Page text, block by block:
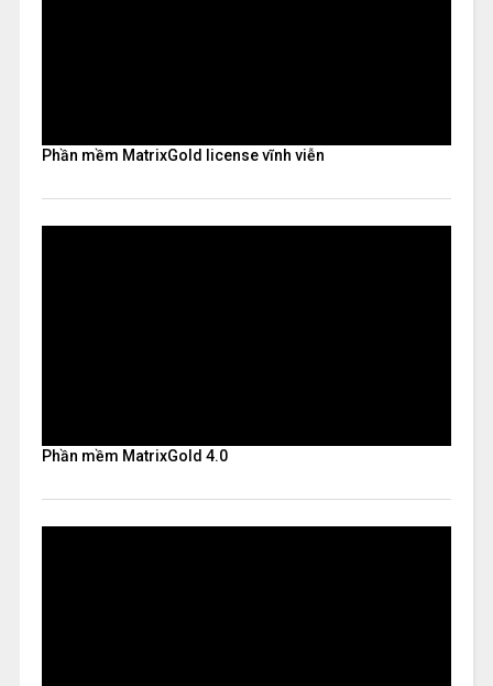
Phần mềm MatrixGold license vĩnh viễn
Phần mềm MatrixGold 4.0